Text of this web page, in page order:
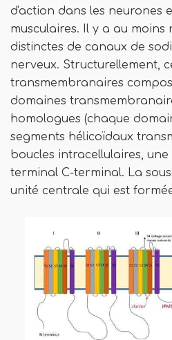
d'action dans les neurones
musculaires. Il y a au moins
distinctes de canaux de
nerveux. Structurellement,
transmembranaires
domaines
homologues (chaque
segments hélicoïdaux
boucles intracellulaires,
terminal C-terminal. La
unité centrale qui est